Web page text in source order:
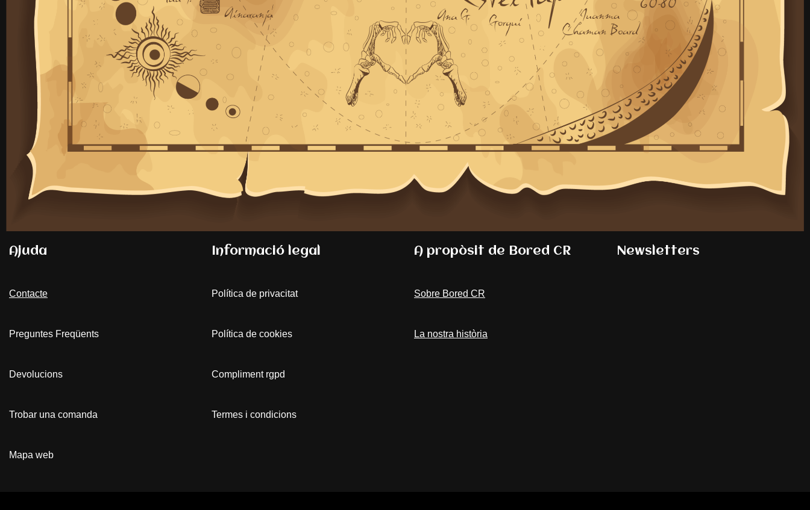
Ajuda
Contacte
Preguntes Freqüents
Devolucions
Trobar una comanda
Mapa web
Informació legal
Política de privacitat
Política de cookies
Compliment rgpd
Termes i condicions
A propòsit de Bored CR
Sobre Bored CR
La nostra història
Newsletters